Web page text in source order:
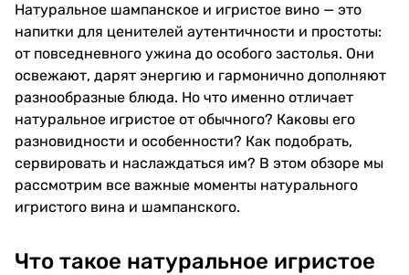
Натуральное шампанское и игристое вино — это
напитки для ценителей аутентичности и простоты:
от повседневного ужина до особого застолья. Они
освежают, дарят энергию и гармонично дополняют
разнообразные блюда. Но что именно отличает
натуральное игристое от обычного? Каковы его
разновидности и особенности? Как подобрать,
сервировать и наслаждаться им? В этом обзоре мы
рассмотрим все важные моменты натурального
игристого вина и шампанского.
Что такое натуральное игристое